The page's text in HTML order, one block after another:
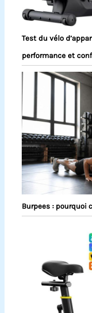
Test du vélo
performance et
Burpees : pourquoi